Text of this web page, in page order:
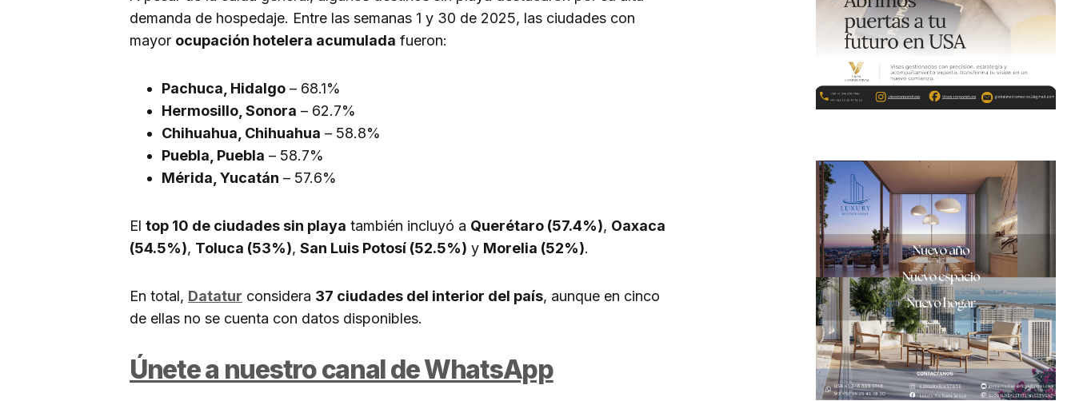
demanda de hospedaje. Entre las semanas 1 y 30 de 2025, las ciudades con
mayor ocupación hotelera acumulada fueron:
Pachuca, Hidalgo – 68.1%
Hermosillo, Sonora – 62.7%
Chihuahua, Chihuahua – 58.8%
Puebla, Puebla – 58.7%
Mérida, Yucatán – 57.6%
El top 10 de ciudades sin playa también incluyó a Querétaro (57.4%), Oaxaca
(54.5%), Toluca (53%), San Luis Potosí (52.5%) y Morelia (52%).
En total, Datatur considera 37 ciudades del interior del país, aunque en cinco
de ellas no se cuenta con datos disponibles.
Únete a nuestro canal de WhatsApp